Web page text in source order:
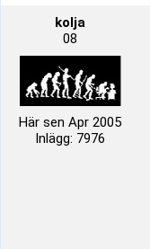
kolja
08
Här sen Apr 2005
Inlägg: 7976